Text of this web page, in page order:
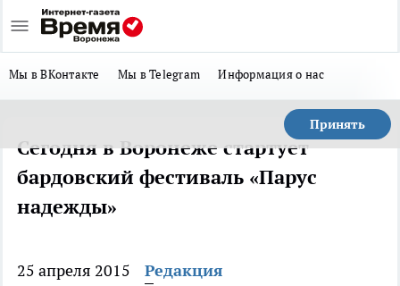
Мы в ВКонтакте Мы в Telegram Информация о нас
Принять
Сегодня в Воронеже стартует
бардовский фестиваль «Парус
надежды»
25 апреля 2015 Редакция